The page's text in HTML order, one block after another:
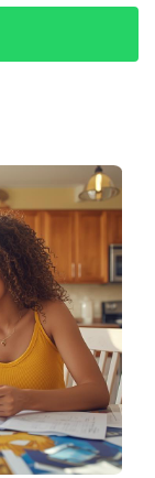
la
y ofrecen
para alquilar
ingresos.
Aunque no
ganar
ahorras.
decisiones